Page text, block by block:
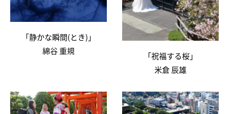
「静かな瞬間(とき)」
綿谷 重規
「祝福する桜」
米倉 辰雄